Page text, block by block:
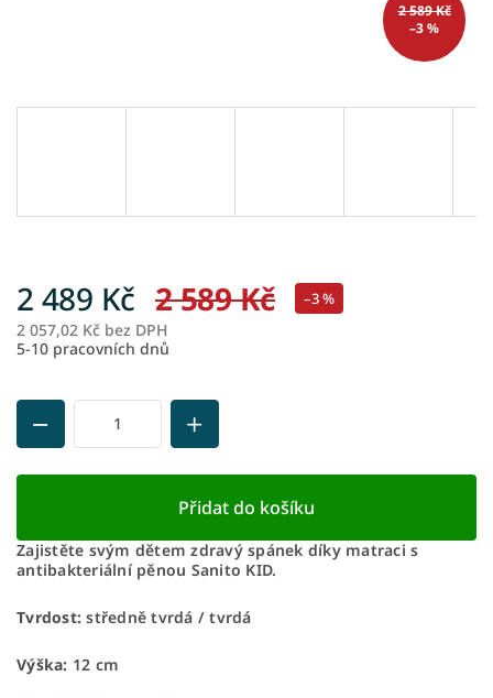
2 589 Kč
–3 %
2 589 Kč –3 %
2 489 Kč
2 057,02 Kč bez DPH
5-10 pracovních dnů
Přidat do košíku
Zajistěte svým dětem zdravý spánek díky matraci s
antibakteriální pěnou Sanito KID.
Tvrdost: středně tvrdá / tvrdá
Výška: 12 cm